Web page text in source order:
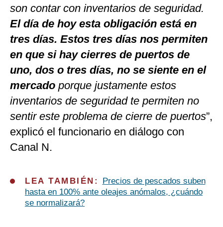
son contar con inventarios de seguridad.
El día de hoy esta obligación está en
tres días. Estos tres días nos permiten
en que si hay cierres de puertos de
uno, dos o tres días, no se siente en el
mercado porque justamente estos
inventarios de seguridad te permiten no
sentir este problema de cierre de puertos”,
explicó el funcionario en diálogo con
Canal N.
LEA TAMBIÉN:
Precios de pescados suben
hasta en 100% ante oleajes anómalos, ¿cuándo
se normalizará?